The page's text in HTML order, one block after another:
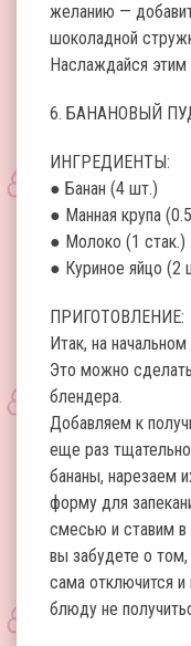
желанию —
шоколадной
Наслаждайся
6. БАНАНОВЫЙ
ИНГРЕДИЕНТЫ:
● Банан (4 шт.)
● Манная крупа
● Молоко (1 стак.)
● Куриное яйцо (2
ПРИГОТОВЛЕНИЕ:
Итак, на
Это можно
блендера.
Добавляем к
еще раз
бананы, нарезаем
форму для
смесью и ставим в
вы забудете о том,
сама отключится
блюду не